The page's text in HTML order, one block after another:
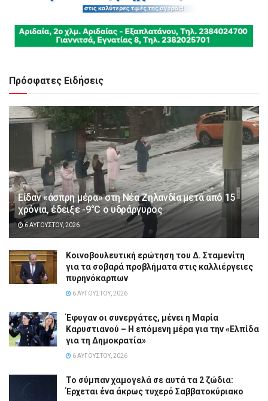
Πρόσφατες Ειδήσεις
Είδαν «άσπρη μέρα» στη Νέα Ζηλανδία μετά από 15
χρόνια, έδειξε -9°C ο υδράργυρος
6 ΑΥΓΟΎΣΤΟΥ, 2026
Κοινοβουλευτική ερώτηση του Δ. Σταμενίτη
για τα σοβαρά προβλήματα στις καλλιέργειες
πυρηνόκαρπων
6 ΑΥΓΟΎΣΤΟΥ, 2026
Έφυγαν οι συνεργάτες, μένει η Μαρία
Καρυστιανού – Η επόμενη μέρα για την «Ελπίδα
για τη Δημοκρατία»
6 ΑΥΓΟΎΣΤΟΥ, 2026
Το σύμπαν χαμογελά σε αυτά τα 2 ζώδια:
Έρχεται ένα άκρως τυχερό Σαββατοκύριακο